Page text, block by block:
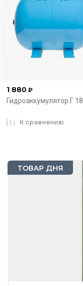
ТОВАР ДНЯ
1 880 ₽
Гидроаккумулятор Г 18
К сравнению